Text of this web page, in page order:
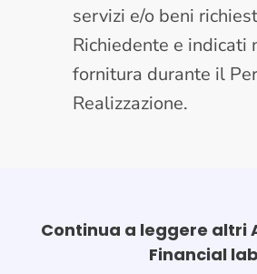
servizi e/o beni
Richiedente e indicati
fornitura durante il
Realizzazione.
Continua a leggere altri
Financial lab